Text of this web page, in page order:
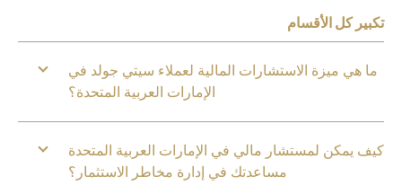
تكبير كل الأقسام
ما هي ميزة الاستشارات المالية لعملاء سيتي جولد في
الإمارات العربية المتحدة؟
كيف يمكن لمستشار مالي في الإمارات العربية المتحدة
مساعدتك في إدارة مخاطر الاستثمار؟